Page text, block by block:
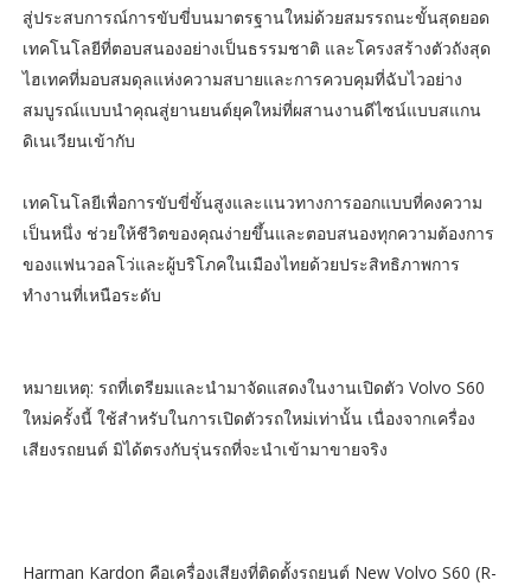
สู่ประสบการณ์การขับขี่บนมาตรฐานใหม่ด้วยสมรรถนะขั้นสุดยอด
เทคโนโลยีที่ตอบสนองอย่างเป็นธรรมชาติ และโครงสร้างตัวถังสุด
ไฮเทคที่มอบสมดุลแห่งความสบายและการควบคุมที่ฉับไวอย่าง
สมบูรณ์แบบนำคุณสู่ยานยนต์ยุคใหม่ที่ผสานงานดีไซน์แบบสแกน
ดิเนเวียนเข้ากับ
เทคโนโลยีเพื่อการขับขี่ขั้นสูงและแนวทางการออกแบบที่คงความ
เป็นหนึ่ง ช่วยให้ชีวิตของคุณง่ายขึ้นและตอบสนองทุกความต้องการ
ของแฟนวอลโว่และผู้บริโภคในเมืองไทยด้วยประสิทธิภาพการ
ทำงานที่เหนือระดับ
หมายเหตุ: รถที่เตรียมและนำมาจัดแสดงในงานเปิดตัว Volvo S60
ใหม่ครั้งนี้ ใช้สำหรับในการเปิดตัวรถใหม่เท่านั้น เนื่องจากเครื่อง
เสียงรถยนต์ มิได้ตรงกับรุ่นรถที่จะนำเข้ามาขายจริง
Harman Kardon คือเครื่องเสียงที่ติดตั้งรถยนต์ New Volvo S60 (R-